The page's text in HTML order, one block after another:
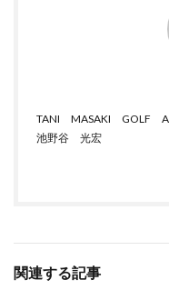
TANI MASAKI GOLF
池野谷 光宏
関連する記事